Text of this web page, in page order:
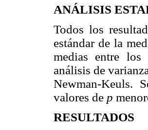
ANÁLISIS
Todos los
estándar de la
medias entre los
análisis de
Newman-Keuls.
valores de p
RESULTADOS